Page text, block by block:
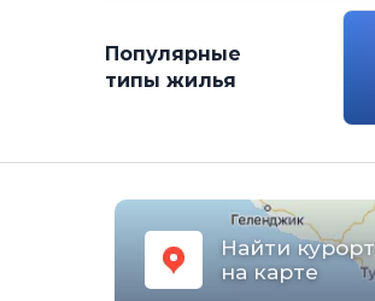
Популярные
типы жилья
Найти курорт
на карте